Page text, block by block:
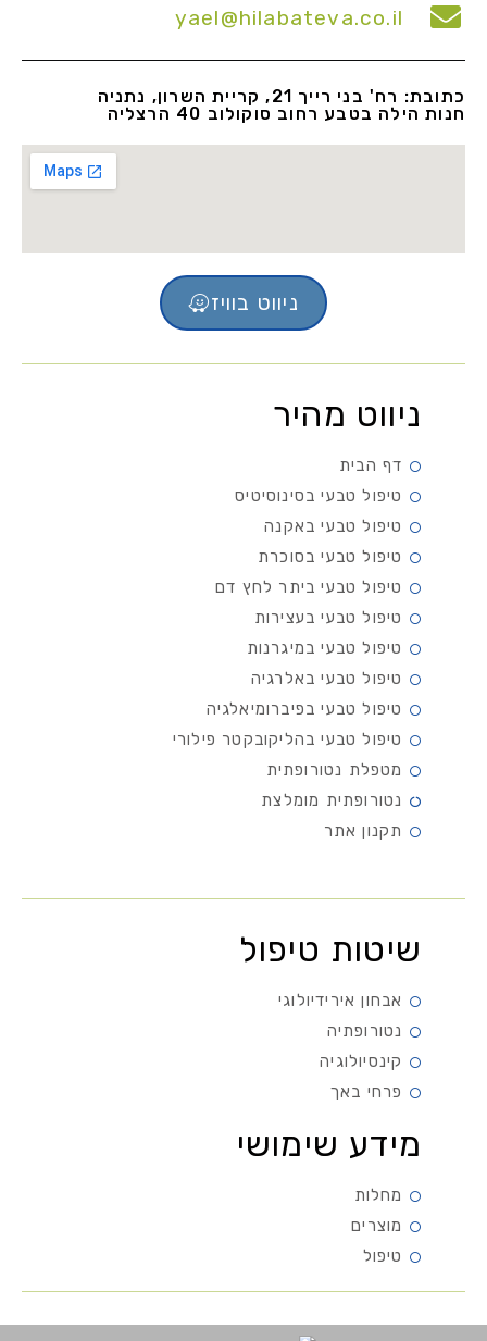
yael@hilabateva.co.il
כתובת: רח' בני רייך 21, קריית השרון, נתניה
חנות הילה בטבע רחוב סוקולוב 40 הרצליה
ניווט בוויז
ניווט מהיר
דף הבית
טיפול טבעי בסינוסיטיס
טיפול טבעי באקנה
טיפול טבעי בסוכרת
טיפול טבעי ביתר לחץ דם
טיפול טבעי בעצירות
טיפול טבעי במיגרנות
טיפול טבעי באלרגיה
טיפול טבעי בפיברומיאלגיה
טיפול טבעי בהליקובקטר פילורי
מטפלת נטורופתית
נטורופתית מומלצת
תקנון אתר
שיטות טיפול
אבחון אירידיולוגי
נטורופתיה
קינסיולוגיה
פרחי באך
מידע שימושי
מחלות
מוצרים
טיפול